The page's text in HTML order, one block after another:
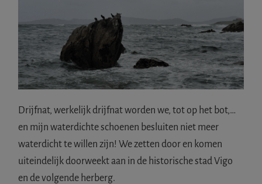
Drijfnat, werkelijk drijfnat worden we, tot op het bot,…
en mijn waterdichte schoenen besluiten niet meer
waterdicht te willen zijn! We zetten door en komen
uiteindelijk doorweekt aan in de historische stad Vigo
en de volgende herberg.